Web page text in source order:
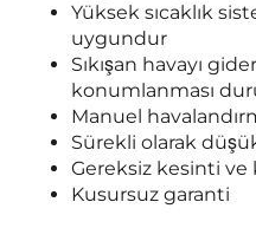
Yüksek sıcaklık
uygundur
Sıkışan havayı
konumlanması
Manuel
Sürekli olarak
Gereksiz kesinti ve
Kusursuz garanti